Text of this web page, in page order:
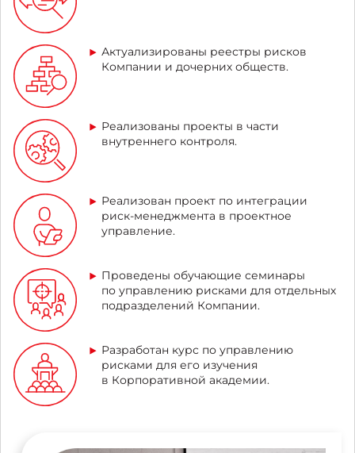
Актуализированы реестры рисков
Компании и дочерних обществ.
Реализованы проекты в части
внутреннего контроля.
Реализован проект по интеграции
риск-менеджмента в проектное
управление.
Проведены обучающие семинары
по управлению рисками для отдельных
подразделений Компании.
Разработан курс по управлению
рисками для его изучения
в Корпоративной академии.